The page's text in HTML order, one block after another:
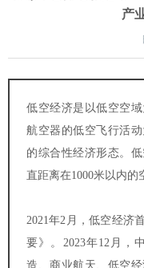
产
低空经济是以低空空
航空器的低空飞行活
的综合性经济形态。
直距离在1000米以内的
2021年2月，低空经济
要》。2023年12月，
造、商业航天、低空